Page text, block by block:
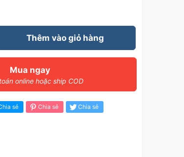
Thêm vào giỏ hàng
Mua ngay
online hoặc ship COD
sẻ Chia sẻ Chia sẻ